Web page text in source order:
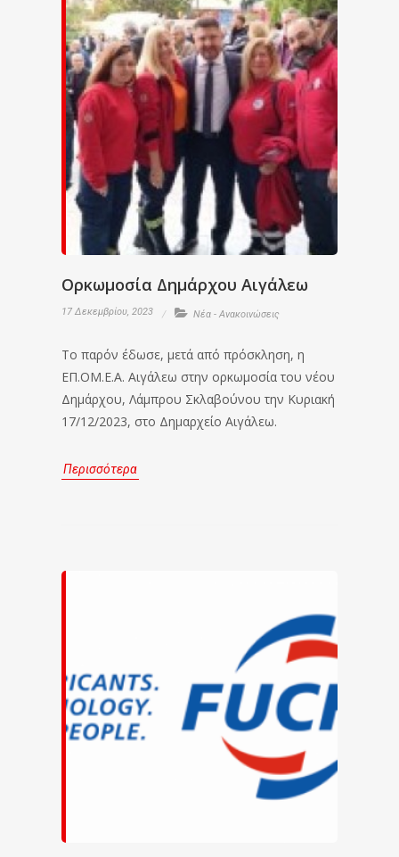
Ορκωμοσία Δημάρχου Αιγάλεω
17 Δεκεμβρίου, 2023 Νέα - Ανακοινώσεις
Το παρόν έδωσε, μετά από πρόσκληση, η
ΕΠ.ΟΜ.Ε.Α. Αιγάλεω στην ορκωμοσία του νέου
Δημάρχου, Λάμπρου Σκλαβούνου την Κυριακή
17/12/2023, στο Δημαρχείο Αιγάλεω.
Περισσότερα